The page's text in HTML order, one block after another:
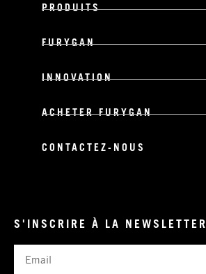
PRODUITS
FURYGAN
INNOVATION
ACHETER FURYGAN
CONTACTEZ-NOUS
S'INSCRIRE À LA NEWSLETTER